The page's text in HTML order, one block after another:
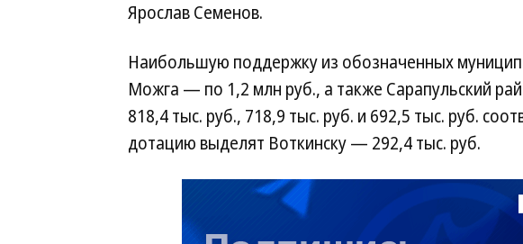
Ярослав Семенов.
Наибольшую поддержку из обозначенных
Можга — по 1,2 млн руб., а также Сарапульский
818,4 тыс. руб., 718,9 тыс. руб. и 692,5 тыс. руб.
дотацию выделят Воткинску — 292,4 тыс. руб.